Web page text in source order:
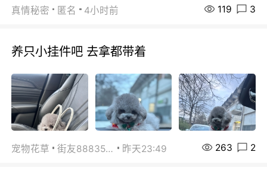
真情秘密 匿名 4小时前 119 3
养只小挂件吧 去拿都带着
宠物花草 街友88835518 昨天23:49 263 2